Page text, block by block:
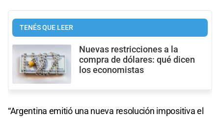
TENÉS QUE LEER
Nuevas restricciones a la
compra de dólares: qué dicen
los economistas
“Argentina emitió una nueva resolución impositiva el